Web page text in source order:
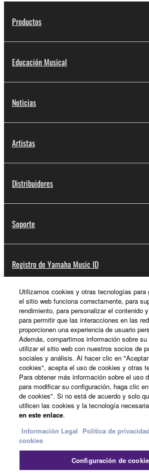
Productos
Educación Musical
Noticias
Artistas
Distribuidores
Soporte
Registro de Yamaha Music ID
Acerca de Yamaha
España - Spanish
Empresa
Contacte con nosotros
Politica de privacidad
Utilizamos cookies y otras tecnologías para
el sitio web funciona correctamente, para
rendimiento, para personalizar el contenido
para permitir que las interacciones en las
proporcionen una experiencia de usuario
Además, compartimos información sobre su
utilizar el sitio web con nuestros socios de
sociales y análisis. Al hacer clic en
cookies", acepta el uso de cookies y otras
Para obtener más información sobre el uso
para modificar su configuración, haga clic
de cookies". Si no está de acuerdo y solo
utilicen las cookies y la tecnología
en este enlace.
Información Legal Politica de privacidad
cookies
Configuración de